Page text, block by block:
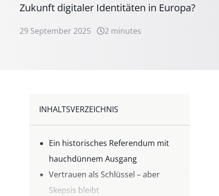
Zukunft digitaler Identitäten in Europa?
29 September 2025 2 minutes
INHALTSVERZEICHNIS
Ein historisches Referendum mit
hauchdünnem Ausgang
Vertrauen als Schlüssel – aber
Skepsis bleibt